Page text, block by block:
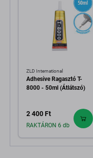
ZLD International
Adhesive Ragasztó T-
8000 - 50ml (Átlátszó)
2 400 Ft
RAKTÁRON 6 db